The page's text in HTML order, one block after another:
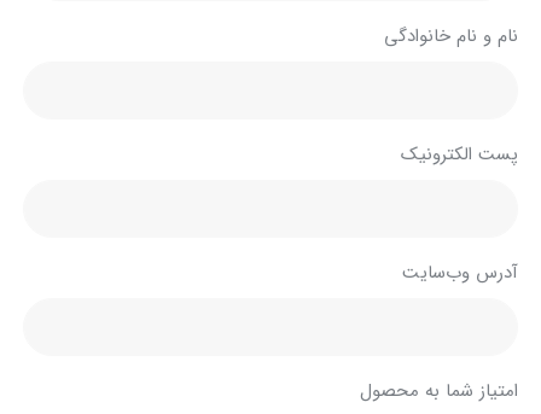
نام و نام خانوادگی
پست الکترونیک
آدرس وب‌سایت
امتیاز شما به محصول